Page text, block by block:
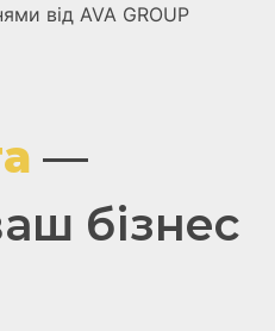
від AVA GROUP
—
бізнес